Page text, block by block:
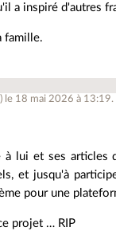
a inspiré d'autres
famille.
) le 18 mai 2026 à 13:19.
à lui et ses articles
et jusqu'à
pour une
projet … RIP